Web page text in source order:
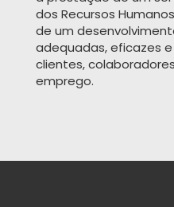
dos Recursos
de um
adequadas, eficazes
clientes,
emprego.